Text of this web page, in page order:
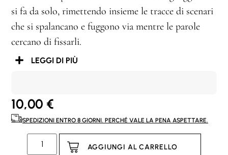
si fa da solo, rimettendo insieme le tracce di scenari
che si spalancano e fuggono via mentre le parole
cercano di fissarli.
LEGGI DI PIÙ
10,00 €
SPEDIZIONI ENTRO 8 GIORNI. PERCHÉ VALE LA PENA ASPETTARE.
AGGIUNGI AL CARRELLO